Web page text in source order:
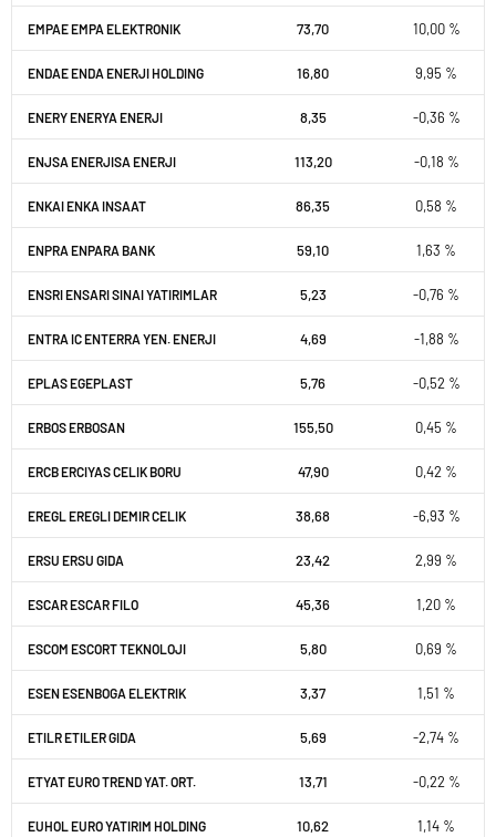
EMPAE EMPA ELEKTRONIK 73,70 10,00 %
ENDAE ENDA ENERJI HOLDING 16,80 9,95 %
ENERY ENERYA ENERJI 8,35 -0,36 %
ENJSA ENERJISA ENERJI 113,20 -0,18 %
ENKAI ENKA INSAAT 86,35 0,58 %
ENPRA ENPARA BANK 59,10 1,63 %
ENSRI ENSARI SINAI YATIRIMLAR 5,23 -0,76 %
ENTRA IC ENTERRA YEN. ENERJI 4,69 -1,88 %
EPLAS EGEPLAST 5,76 -0,52 %
ERBOS ERBOSAN 155,50 0,45 %
ERCB ERCIYAS CELIK BORU 47,90 0,42 %
EREGL EREGLI DEMIR CELIK 38,68 -6,93 %
ERSU ERSU GIDA 23,42 2,99 %
ESCAR ESCAR FILO 45,36 1,20 %
ESCOM ESCORT TEKNOLOJI 5,80 0,69 %
ESEN ESENBOGA ELEKTRIK 3,37 1,51 %
ETILR ETILER GIDA 5,69 -2,74 %
ETYAT EURO TREND YAT. ORT. 13,71 -0,22 %
EUHOL EURO YATIRIM HOLDING 10,62 1,14 %